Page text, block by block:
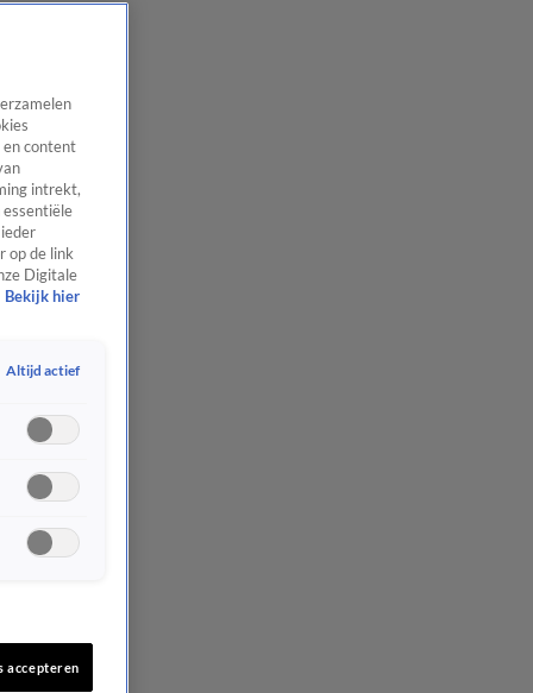
en content
intrekt,
op de link
Digitale
Bekijk hier
Altijd actief
accepteren